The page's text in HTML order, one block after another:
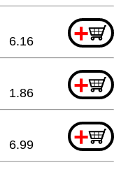
+
6.16
+
1.86
+
6.99